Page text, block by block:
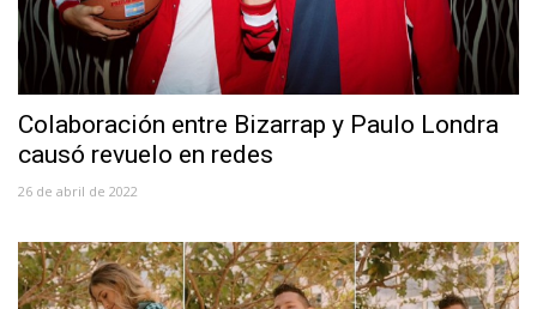
Colaboración entre Bizarrap y Paulo Londra
causó revuelo en redes
26 de abril de 2022